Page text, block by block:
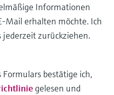
Informationen
Mail erhalten möchte. Ich
zurückziehen.
bestätige ich,
gelesen und